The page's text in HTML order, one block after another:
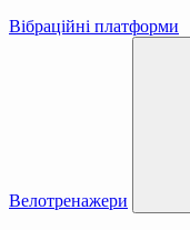
Вібраційні платформи
Велотренажери